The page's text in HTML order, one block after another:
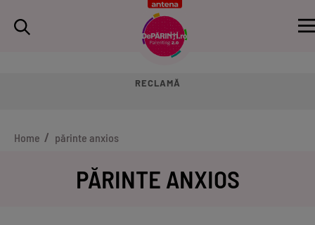
RECLAMĂ
Home părinte anxios
PĂRINTE ANXIOS